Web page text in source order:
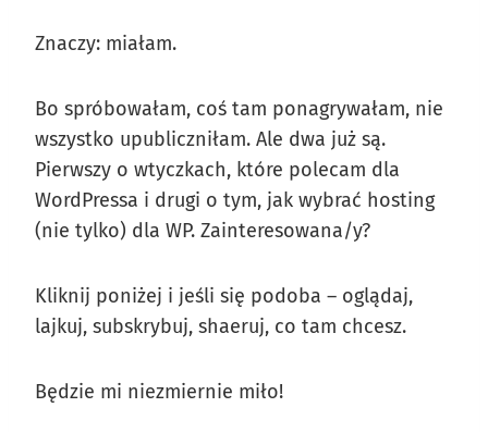
Znaczy: miałam.
Bo spróbowałam, coś tam ponagrywałam, nie
wszystko upubliczniłam. Ale dwa już są.
Pierwszy o wtyczkach, które polecam dla
WordPressa i drugi o tym, jak wybrać hosting
(nie tylko) dla WP. Zainteresowana/y?
Kliknij poniżej i jeśli się podoba – oglądaj,
lajkuj, subskrybuj, shaeruj, co tam chcesz.
Będzie mi niezmiernie miło!